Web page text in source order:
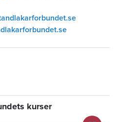
kurser